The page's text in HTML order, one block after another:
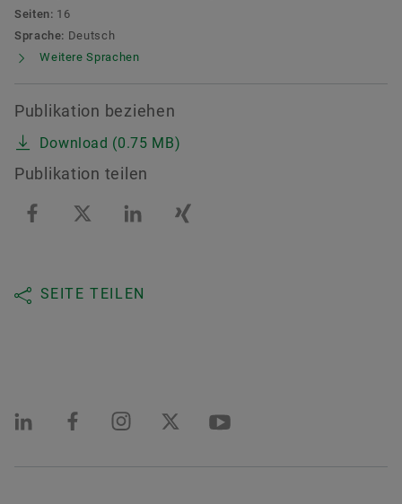
Seiten: 16
Sprache: Deutsch
Weitere Sprachen
Publikation beziehen
Download (0.75 MB)
Publikation teilen
SEITE TEILEN